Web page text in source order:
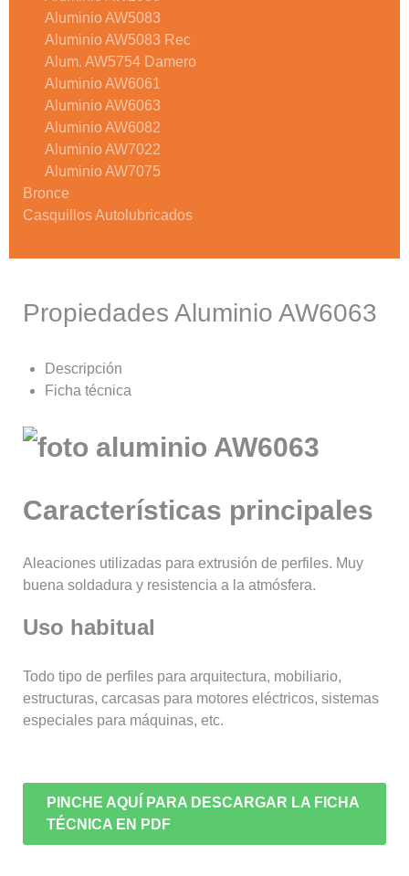
Aluminio AW5083
Aluminio AW5083 Rec
Alum. AW5754 Damero
Aluminio AW6061
Aluminio AW6063
Aluminio AW6082
Aluminio AW7022
Aluminio AW7075
Bronce
Casquillos Autolubricados
Propiedades Aluminio AW6063
Descripción
Ficha técnica
Características principales
Aleaciones utilizadas para extrusión de perfiles. Muy
buena soldadura y resistencia a la atmósfera.
Uso habitual
Todo tipo de perfiles para arquitectura, mobiliario,
estructuras, carcasas para motores eléctricos, sistemas
especiales para máquinas, etc.
PINCHE AQUÍ PARA DESCARGAR LA FICHA
TÉCNICA EN PDF